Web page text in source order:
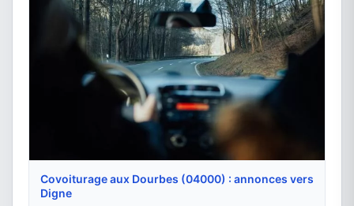
Covoiturage aux Dourbes (04000) : annonces vers
Digne